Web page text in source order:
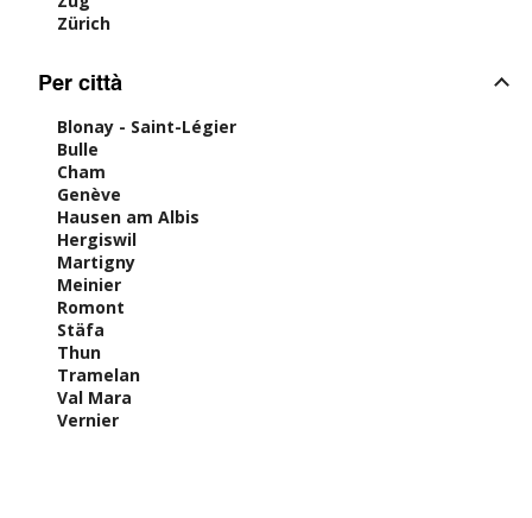
Zürich
Per città
Blonay - Saint-Légier
Bulle
Cham
Genève
Hausen am Albis
Hergiswil
Martigny
Meinier
Romont
Stäfa
Thun
Tramelan
Val Mara
Vernier